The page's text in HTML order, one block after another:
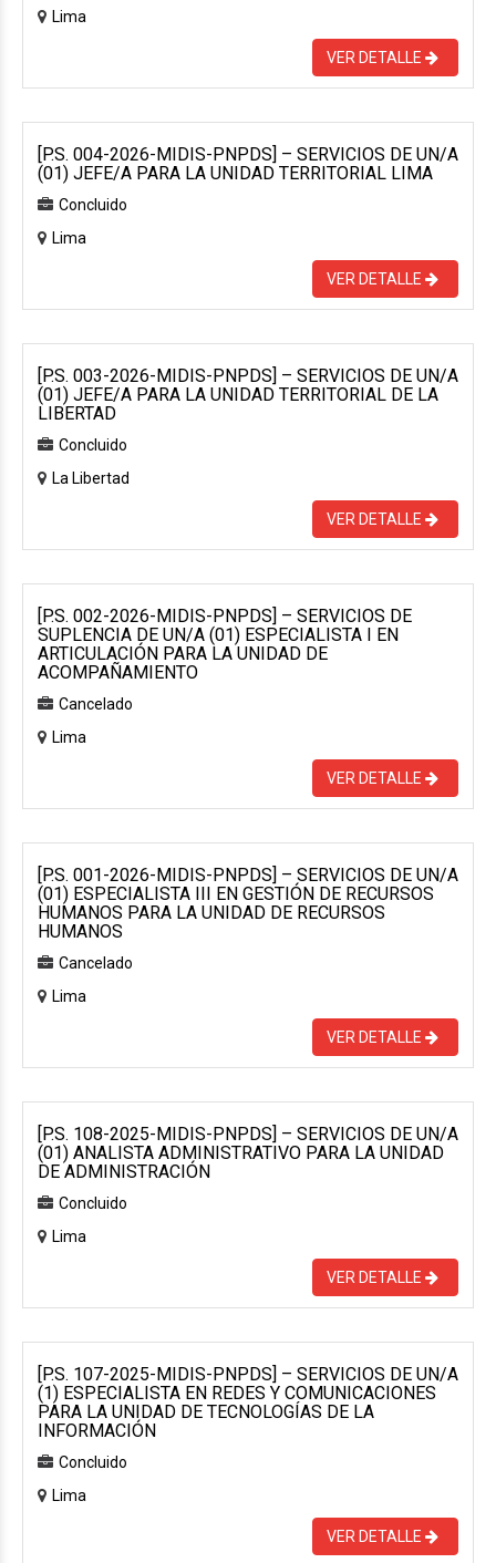
Lima
VER DETALLE
[P.S. 004-2026-MIDIS-PNPDS] – SERVICIOS DE UN/A
(01) JEFE/A PARA LA UNIDAD TERRITORIAL LIMA
Concluido
Lima
VER DETALLE
[P.S. 003-2026-MIDIS-PNPDS] – SERVICIOS DE UN/A
(01) JEFE/A PARA LA UNIDAD TERRITORIAL DE LA
LIBERTAD
Concluido
La Libertad
VER DETALLE
[P.S. 002-2026-MIDIS-PNPDS] – SERVICIOS DE
SUPLENCIA DE UN/A (01) ESPECIALISTA I EN
ARTICULACIÓN PARA LA UNIDAD DE
ACOMPAÑAMIENTO
Cancelado
Lima
VER DETALLE
[P.S. 001-2026-MIDIS-PNPDS] – SERVICIOS DE UN/A
(01) ESPECIALISTA III EN GESTIÓN DE RECURSOS
HUMANOS PARA LA UNIDAD DE RECURSOS
HUMANOS
Cancelado
Lima
VER DETALLE
[P.S. 108-2025-MIDIS-PNPDS] – SERVICIOS DE UN/A
(01) ANALISTA ADMINISTRATIVO PARA LA UNIDAD
DE ADMINISTRACIÓN
Concluido
Lima
VER DETALLE
[P.S. 107-2025-MIDIS-PNPDS] – SERVICIOS DE UN/A
(1) ESPECIALISTA EN REDES Y COMUNICACIONES
PARA LA UNIDAD DE TECNOLOGÍAS DE LA
INFORMACIÓN
Concluido
Lima
VER DETALLE